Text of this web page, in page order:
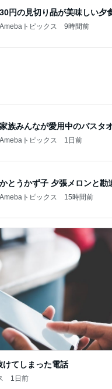
30円の見切り品が美味しい夕
Amebaトピックス 9時間前
家族みんなが愛用中のバスタ
Amebaトピックス 1日前
かとうかず子 夕張メロンと勘
Amebaトピックス 15時間前
けてしまった電話
1日前